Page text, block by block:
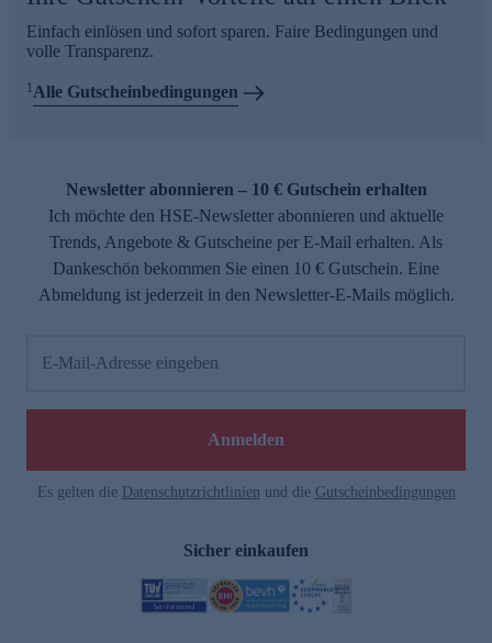
Einfach einlösen und sofort sparen. Faire Bedingungen und
volle Transparenz.
1Alle Gutscheinbedingungen
Newsletter abonnieren – 10 € Gutschein erhalten
Ich möchte den HSE-Newsletter abonnieren und aktuelle
Trends, Angebote & Gutscheine per E-Mail erhalten. Als
Dankeschön bekommen Sie einen 10 € Gutschein. Eine
Abmeldung ist jederzeit in den Newsletter-E-Mails möglich.
E-Mail-Adresse eingeben
Anmelden
Es gelten die Datenschutzrichtlinien und die Gutscheinbedingungen
Sicher einkaufen